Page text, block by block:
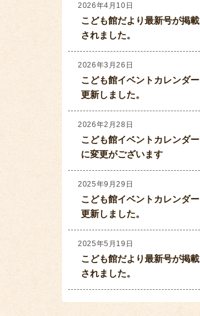
2026年4月10日
こども館だより最新号が掲載
されました。
2026年3月26日
こども館イベントカレンダー
更新しました。
2026年2月28日
こども館イベントカレンダー
に変更がございます
2025年9月29日
こども館イベントカレンダー
更新しました。
2025年5月19日
こども館だより最新号が掲載
されました。